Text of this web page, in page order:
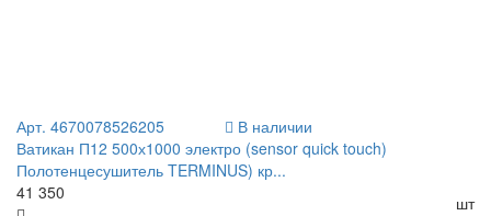
Арт. 4670078526205
В наличии
Ватикан П12 500х1000 электро (sensor quick touch)
Полотенцесушитель TERMINUS) кр...
41 350
шт